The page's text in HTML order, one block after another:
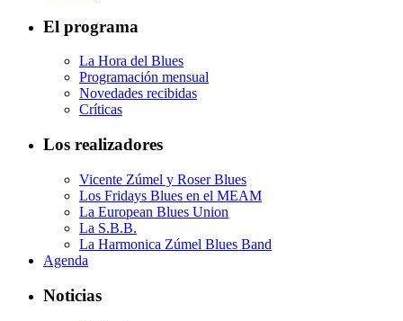
El programa
La Hora del Blues
Programación mensual
Novedades recibidas
Críticas
Los realizadores
Vicente Zúmel y Roser Blues
Los Fridays Blues en el MEAM
La European Blues Union
La S.B.B.
La Harmonica Zúmel Blues Band
Agenda
Noticias